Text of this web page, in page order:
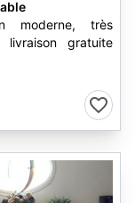
moderne, très
gratuite